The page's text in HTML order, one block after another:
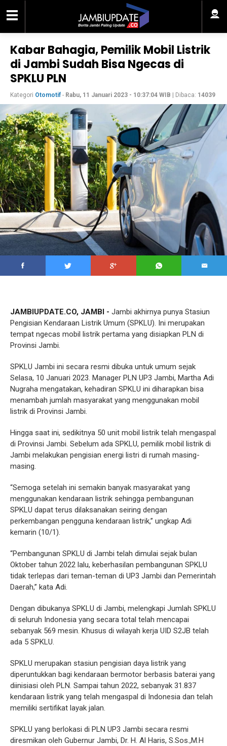
Kabar Bahagia, Pemilik Mobil Listrik
di Jambi Sudah Bisa Ngecas di
SPKLU PLN
Kategori Otomotif - Rabu, 11 Januari 2023 - 10:37:04 WIB | Dibaca: 14039
JAMBIUPDATE.CO, JAMBI - Jambi akhirnya punya Stasiun
Pengisian Kendaraan Listrik Umum (SPKLU). Ini merupakan
tempat ngecas mobil listrik pertama yang disiapkan PLN di
Provinsi Jambi.
SPKLU Jambi ini secara resmi dibuka untuk umum sejak
Selasa, 10 Januari 2023. Manager PLN UP3 Jambi, Martha Adi
Nugraha mengatakan, kehadiran SPKLU ini diharapkan bisa
menambah jumlah masyarakat yang menggunakan mobil
listrik di Provinsi Jambi.
Hingga saat ini, sedikitnya 50 unit mobil listrik telah mengaspal
di Provinsi Jambi. Sebelum ada SPKLU, pemilik mobil listrik di
Jambi melakukan pengisian energi listri di rumah masing-
masing.
“Semoga setelah ini semakin banyak masyarakat yang
menggunakan kendaraan listrik sehingga pembangunan
SPKLU dapat terus dilaksanakan seiring dengan
perkembangan pengguna kendaraan listrik,” ungkap Adi
kemarin (10/1).
“Pembangunan SPKLU di Jambi telah dimulai sejak bulan
Oktober tahun 2022 lalu, keberhasilan pembangunan SPKLU
tidak terlepas dari teman-teman di UP3 Jambi dan Pemerintah
Daerah,” kata Adi.
Dengan dibukanya SPKLU di Jambi, melengkapi Jumlah SPKLU
di seluruh Indonesia yang secara total telah mencapai
sebanyak 569 mesin. Khusus di wilayah kerja UID S2JB telah
ada 5 SPKLU.
SPKLU merupakan stasiun pengisian daya listrik yang
diperuntukkan bagi kendaraan bermotor berbasis baterai yang
diinisiasi oleh PLN. Sampai tahun 2022, sebanyak 31.837
kendaraan listrik yang telah mengaspal di Indonesia dan telah
memiliki sertifikat layak jalan.
SPKLU yang berlokasi di PLN UP3 Jambi secara resmi
diresmikan oleh Gubernur Jambi, Dr. H. Al Haris, S.Sos.,M.H